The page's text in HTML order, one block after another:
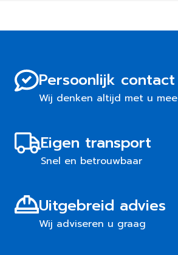
Persoonlijk contact
Wij denken altijd met u mee
Eigen transport
Snel en betrouwbaar
Uitgebreid advies
Wij adviseren u graag